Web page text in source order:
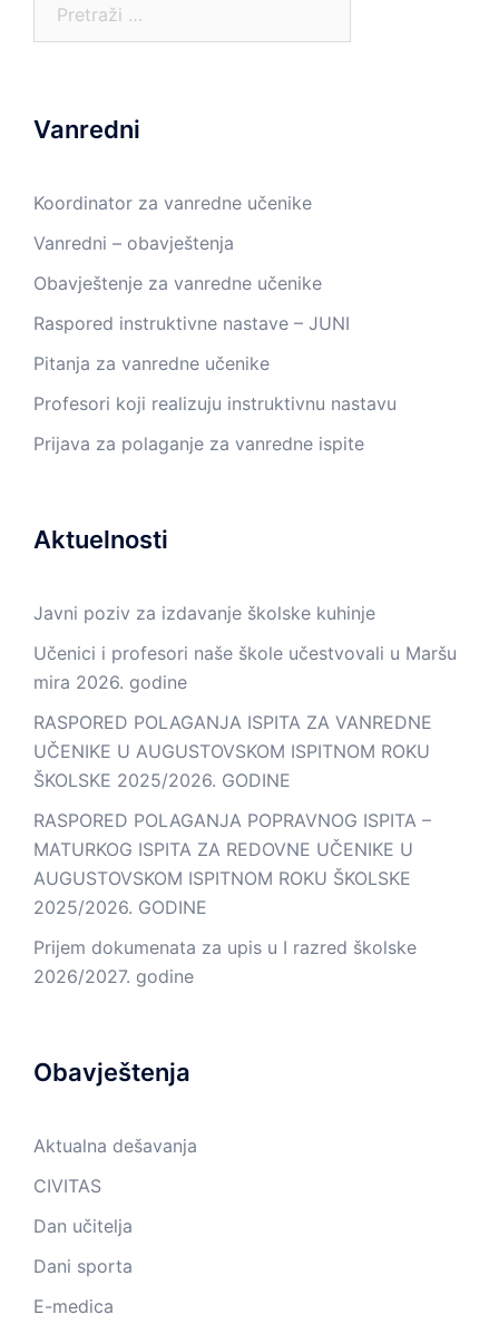
Vanredni
Koordinator za vanredne učenike
Vanredni – obavještenja
Obavještenje za vanredne učenike
Raspored instruktivne nastave – JUNI
Pitanja za vanredne učenike
Profesori koji realizuju instruktivnu nastavu
Prijava za polaganje za vanredne ispite
Aktuelnosti
Javni poziv za izdavanje školske kuhinje
Učenici i profesori naše škole učestvovali u Maršu
mira 2026. godine
RASPORED POLAGANJA ISPITA ZA VANREDNE
UČENIKE U AUGUSTOVSKOM ISPITNOM ROKU
ŠKOLSKE 2025/2026. GODINE
RASPORED POLAGANJA POPRAVNOG ISPITA –
MATURKOG ISPITA ZA REDOVNE UČENIKE U
AUGUSTOVSKOM ISPITNOM ROKU ŠKOLSKE
2025/2026. GODINE
Prijem dokumenata za upis u I razred školske
2026/2027. godine
Obavještenja
Aktualna dešavanja
CIVITAS
Dan učitelja
Dani sporta
E-medica